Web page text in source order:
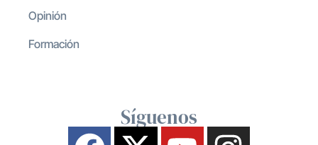
Opinión
Formación
Síguenos